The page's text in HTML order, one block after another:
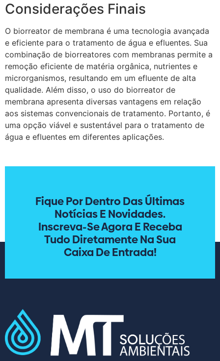
Considerações Finais
O biorreator de membrana é uma tecnologia avançada
e eficiente para o tratamento de água e efluentes. Sua
combinação de biorreatores com membranas permite a
remoção eficiente de matéria orgânica, nutrientes e
microrganismos, resultando em um efluente de alta
qualidade. Além disso, o uso do biorreator de
membrana apresenta diversas vantagens em relação
aos sistemas convencionais de tratamento. Portanto, é
uma opção viável e sustentável para o tratamento de
água e efluentes em diferentes aplicações.
Fique Por Dentro Das Últimas
Notícias E Novidades.
Inscreva-Se Agora E Receba
Tudo Diretamente Na Sua
Caixa De Entrada!